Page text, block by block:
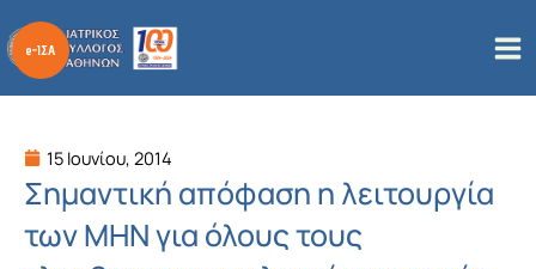
στο
περιεχόμενο
15 Ιουνίου, 2014
Σημαντική απόφαση η λειτουργία
των ΜΗΝ για όλους τους